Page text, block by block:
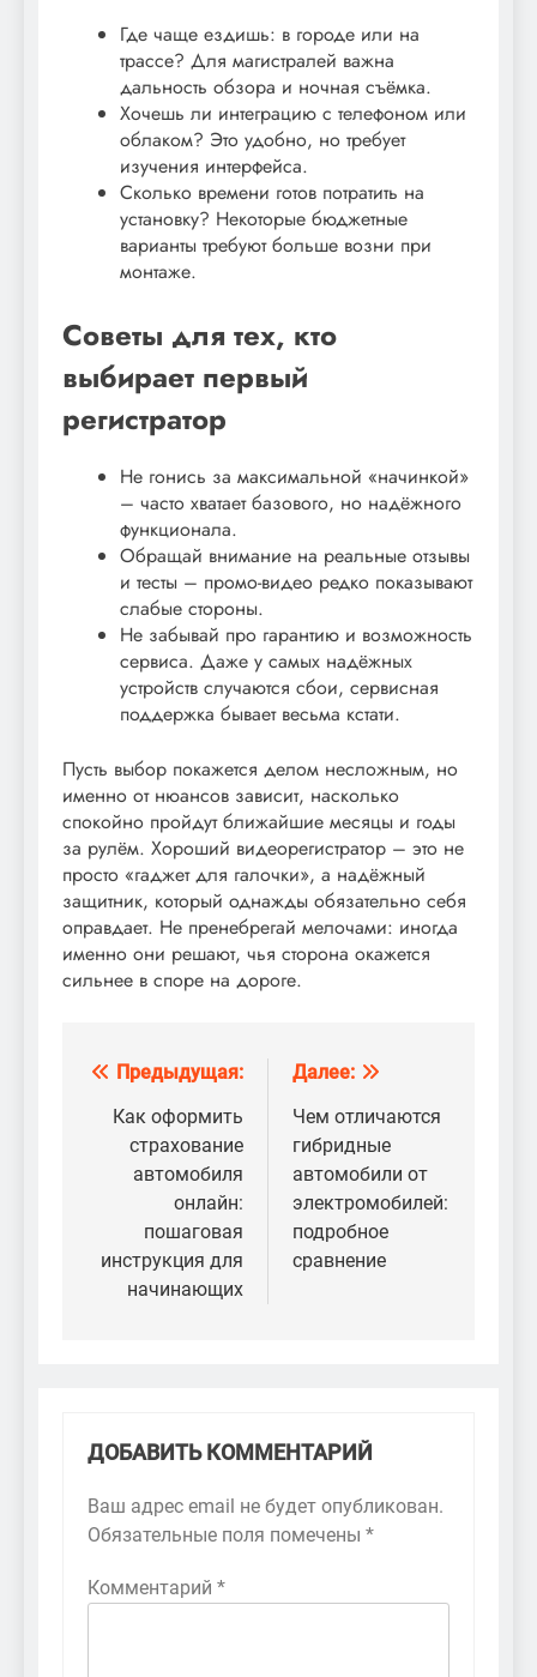
Где чаще ездишь: в городе или на
трассе? Для магистралей важна
дальность обзора и ночная съёмка.
Хочешь ли интеграцию с телефоном или
облаком? Это удобно, но требует
изучения интерфейса.
Сколько времени готов потратить на
установку? Некоторые бюджетные
варианты требуют больше возни при
монтаже.
Советы для тех, кто
выбирает первый
регистратор
Не гонись за максимальной «начинкой»
– часто хватает базового, но надёжного
функционала.
Обращай внимание на реальные отзывы
и тесты – промо-видео редко показывают
слабые стороны.
Не забывай про гарантию и возможность
сервиса. Даже у самых надёжных
устройств случаются сбои, сервисная
поддержка бывает весьма кстати.
Пусть выбор покажется делом несложным, но
именно от нюансов зависит, насколько
спокойно пройдут ближайшие месяцы и годы
за рулём. Хороший видеорегистратор – это не
просто «гаджет для галочки», а надёжный
защитник, который однажды обязательно себя
оправдает. Не пренебрегай мелочами: иногда
именно они решают, чья сторона окажется
сильнее в споре на дороге.
Навигация
по
записям
Предыдущая:
Как оформить
страхование
автомобиля
онлайн:
пошаговая
инструкция для
начинающих
Далее:
Чем отличаются
гибридные
автомобили от
электромобилей:
подробное
сравнение
ДОБАВИТЬ КОММЕНТАРИЙ
Ваш адрес email не будет опубликован.
Обязательные поля помечены *
Комментарий *